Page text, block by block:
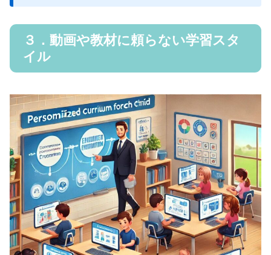
３．動画や教材に頼らない学習スタ
イル